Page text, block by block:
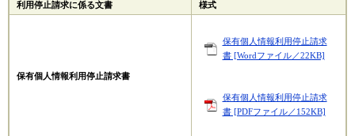
利用停止請求に係る文書 様式
保有個人情報利用停止請求書
保有個人情報利用停止請求
書 [Wordファイル／22KB]
保有個人情報利用停止請求
書 [PDFファイル／152KB]